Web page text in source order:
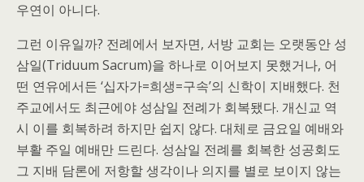
우연이 아니다.
그런 이유일까? 전례에서 보자면, 서방 교회는 오랫동안 성
삼일(Triduum Sacrum)을 하나로 이어보지 못했거나, 어
떤 연유에서든 ‘십자가=희생=구속’의 신학이 지배했다. 천
주교에서도 최근에야 성삼일 전례가 회복됐다. 개신교 역
시 이를 회복하려 하지만 쉽지 않다. 대체로 금요일 예배와
부활 주일 예배만 드린다. 성삼일 전례를 회복한 성공회도
그 지배 담론에 저항할 생각이나 의지를 별로 보이지 않는